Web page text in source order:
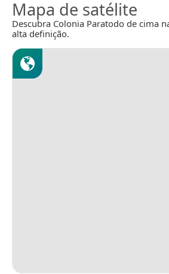
Mapa de satélite
Descubra Colonia Paratodo de cima
alta definição.